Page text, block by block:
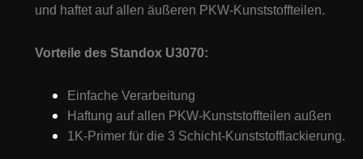
und haftet auf allen äußeren PKW-Kunststoffteilen.
Vorteile des Standox U3070:
Einfache Verarbeitung
Haftung auf allen PKW-Kunststoffteilen außen
1K-Primer für die 3 Schicht-Kunststofflackierung.